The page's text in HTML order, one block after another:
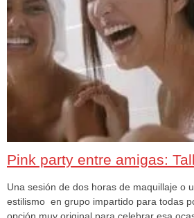
Pink party entre amigas:
Una sesión de dos horas de maquillaje o
estilismo en grupo impartido para todas
opción muy original para celebrar esa